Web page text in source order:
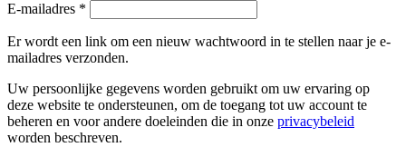
E-mailadres *
Er wordt een link om een nieuw wachtwoord in te stellen naar je e-
mailadres verzonden.
Uw persoonlijke gegevens worden gebruikt om uw ervaring op
deze website te ondersteunen, om de toegang tot uw account te
beheren en voor andere doeleinden die in onze privacybeleid
worden beschreven.